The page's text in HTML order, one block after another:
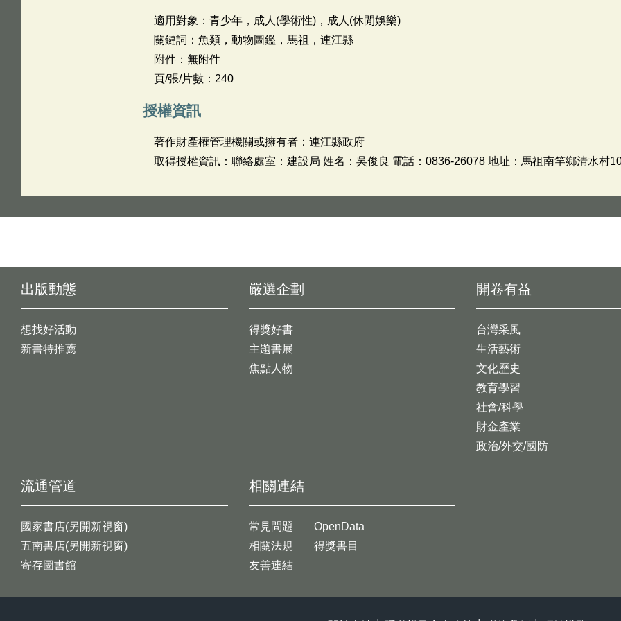
適用對象：青少年，成人(學術性)，成人(休閒娛樂)
關鍵詞：魚類，動物圖鑑，馬祖，連江縣
附件：無附件
頁/張/片數：240
授權資訊
著作財產權管理機關或擁有者：連江縣政府
取得授權資訊：聯絡處室：建設局 姓名：吳俊良 電話：0836-26078 地址：馬祖南竿鄉清水村
出版動態
想找好活動
新書特推薦
開卷有益
台灣采風
生活藝術
文化歷史
教育學習
社會/科學
財金產業
政治/外交/國防
嚴選企劃
得獎好書
主題書展
焦點人物
流通管道
國家書店(另開新視窗)
五南書店(另開新視窗)
寄存圖書館
相關連結
常見問題
相關法規
友善連結
OpenData
得獎書目